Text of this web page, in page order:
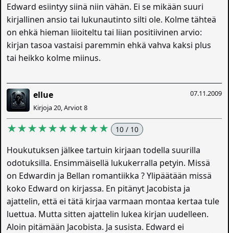
Edward esiintyy siinä niin vähän. Ei se mikään suuri
kirjallinen ansio tai lukunautinto silti ole. Kolme tähteä
on ehkä hieman liioiteltu tai liian positiivinen arvio:
kirjan tasoa vastaisi paremmin ehkä vahva kaksi plus
tai heikko kolme miinus.
07.11.2009
ellue
Kirjoja 20, Arviot 8
★★★★★★★★★★ 10 / 10
Houkutuksen jälkee tartuin kirjaan todella suurilla
odotuksilla. Ensimmäisellä lukukerralla petyin. Missä
on Edwardin ja Bellan romantiikka ? Ylipäätään missä
koko Edward on kirjassa. En pitänyt Jacobista ja
ajattelin, että ei tätä kirjaa varmaan montaa kertaa tule
luettua. Mutta sitten ajattelin lukea kirjan uudelleen.
Aloin pitämään Jacobista. Ja susista. Edward ei